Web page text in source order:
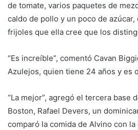
de tomate, varios paquetes de
caldo de pollo y un poco de
frijoles que ella cree que los
“Es increíble”, comentó Cavan
Azulejos, quien tiene 24 años y es
“La mejor”, agregó el tercera base
Boston, Rafael Devers, un
comparó la comida de Alvino con